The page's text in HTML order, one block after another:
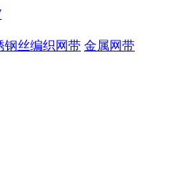
钢丝编织网带 金属网带